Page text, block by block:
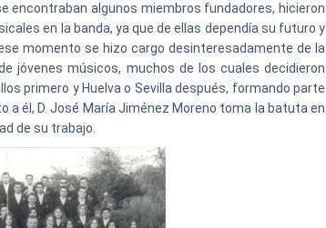
encontraban algunos miembros fundadores, hicieron
en la banda, ya que de ellas dependía su futuro y
momento se hizo cargo desinteresadamente de la
jóvenes músicos, muchos de los cuales decidieron
primero y Huelva o Sevilla después, formando parte
a él, D. José María Jiménez Moreno toma la batuta en
de su trabajo.